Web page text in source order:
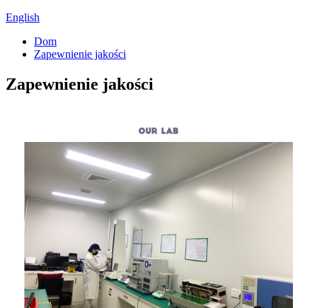
English
Dom
Zapewnienie jakości
Zapewnienie jakości